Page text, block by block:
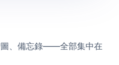
圖、備忘錄——全部集中在